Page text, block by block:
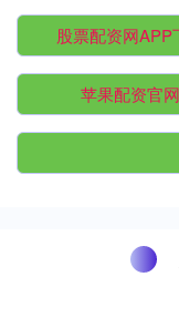
股票配资网APP
苹果配资官网